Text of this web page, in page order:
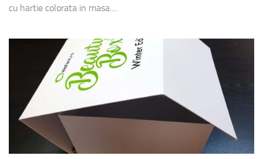
cu hartie colorata in masa....